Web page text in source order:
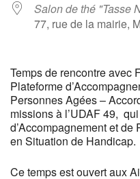
Salon de thé "Tasse
77, rue de la mairie,
Temps de rencontre avec
Plateforme
Personnes Agées –
missions à l’UDAF 49,
d’Accompagnement et
en Situation de Handicap.
Ce temps est ouvert aux